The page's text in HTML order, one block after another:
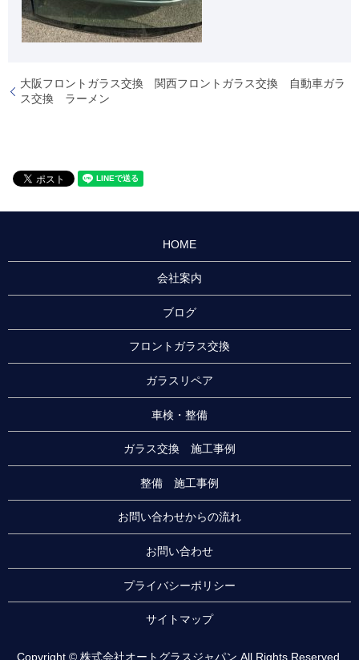
大阪フロントガラス交換 関西フロントガラス交換 自動車ガラ
ス交換 ラーメン
HOME
会社案内
ブログ
フロントガラス交換
ガラスリペア
車検・整備
ガラス交換 施工事例
整備 施工事例
お問い合わせからの流れ
お問い合わせ
プライバシーポリシー
サイトマップ
Copyright © 株式会社オートグラスジャパン All Rights Reserved.